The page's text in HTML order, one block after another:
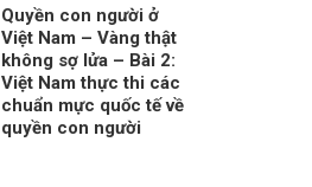
Quyền con người ở
Việt Nam – Vàng thật
không sợ lửa – Bài 2:
Việt Nam thực thi các
chuẩn mực quốc tế về
quyền con người